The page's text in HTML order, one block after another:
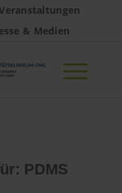
& Medien
PDMS